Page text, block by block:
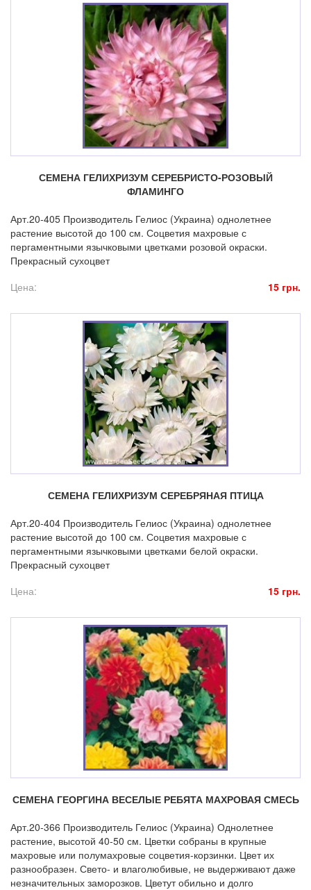
СЕМЕНА ГЕЛИХРИЗУМ СЕРЕБРИСТО-РОЗОВЫЙ
ФЛАМИНГО
Арт.20-405 Производитель Гелиос (Украина) однолетнее
растение высотой до 100 см. Соцветия махровые с
пергаментными язычковыми цветками розовой окраски.
Прекрасный сухоцвет
Цена:
15 грн.
СЕМЕНА ГЕЛИХРИЗУМ СЕРЕБРЯНАЯ ПТИЦА
Арт.20-404 Производитель Гелиос (Украина) однолетнее
растение высотой до 100 см. Соцветия махровые с
пергаментными язычковыми цветками белой окраски.
Прекрасный сухоцвет
Цена:
15 грн.
СЕМЕНА ГЕОРГИНА ВЕСЕЛЫЕ РЕБЯТА МАХРОВАЯ СМЕСЬ
Арт.20-366 Производитель Гелиос (Украина) Однолетнее
растение, высотой 40-50 см. Цветки собраны в крупные
махровые или полумахровые соцветия-корзинки. Цвет их
разнообразен. Свето- и влаголюбивые, не выдерживают даже
незначительных заморозков. Цветут обильно и долго